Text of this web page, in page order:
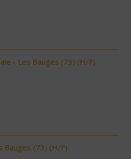
- Les Bauges (73) (H/F)
Bauges (73) (H/F)